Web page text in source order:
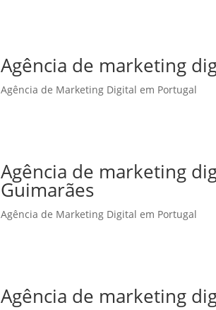
Agência de marketing
Agência de Marketing Digital em Portugal
Agência de marketing
Guimarães
Agência de Marketing Digital em Portugal
Agência de marketing